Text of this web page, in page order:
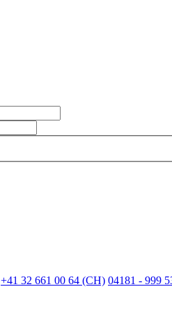
+41 32 661 00 64 (CH) 04181 - 999